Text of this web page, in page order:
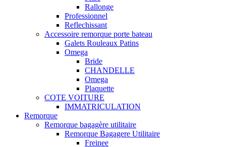
Rallonge
Professionnel
Reflechissant
Accessoire remorque porte bateau
Galets Rouleaux Patins
Omega
Bride
CHANDELLE
Omega
Plaquette
COTE VOITURE
IMMATRICULATION
Remorque
Remorque bagagère utilitaire
Remorque Bagagere Utilitaire
Freinee